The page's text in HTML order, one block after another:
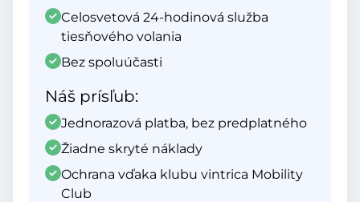
Celosvetová 24-hodinová služba
tiesňového volania
Bez spoluúčasti
Náš prísľub:
Jednorazová platba, bez predplatného
Žiadne skryté náklady
Ochrana vďaka klubu vintrica Mobility
Club